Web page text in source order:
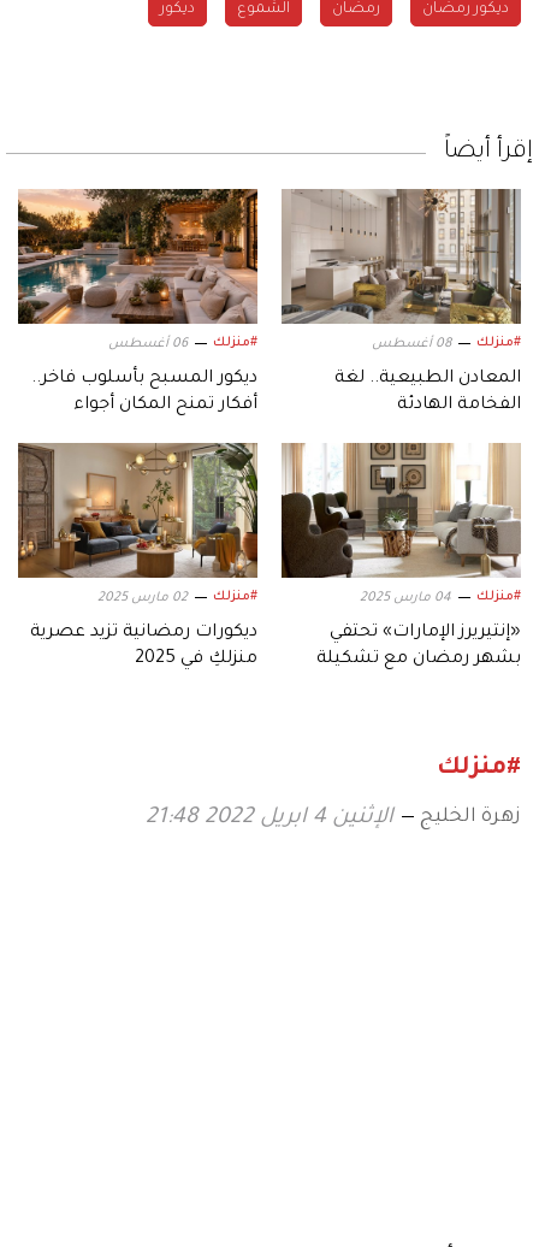
ديكور رمضان رمضان الشموع ديكور
إقرأ أيضاً
#منزلك 08 أغسطس
المعادن الطبيعية.. لغة
الفخامة الهادئة
#منزلك 06 أغسطس
ديكور المسبح بأسلوب فاخر..
أفكار تمنح المكان أجواء
#منزلك 04 مارس 2025
«إنتيريرز الإمارات» تحتفي
بشهر رمضان مع تشكيلة
#منزلك 02 مارس 2025
ديكورات رمضانية تزيد عصرية
منزلكِ في 2025
#منزلك
زهرة الخليج الإثنين 4 ابريل 2022 21:48